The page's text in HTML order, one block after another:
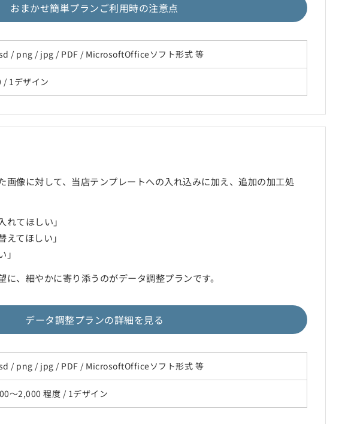
おまかせ簡単プランご利用時の注意点
/ png / jpg / PDF / MicrosoftOfficeソフト形式 等
/ 1デザイン
画像に対して、当店テンプレートへの入れ込みに加え、追加の加工処
れてほしい」
えてほしい」
」
に、細やかに寄り添うのがデータ調整プランです。
データ調整プランの詳細を見る
/ png / jpg / PDF / MicrosoftOfficeソフト形式 等
～2,000 程度 / 1デザイン